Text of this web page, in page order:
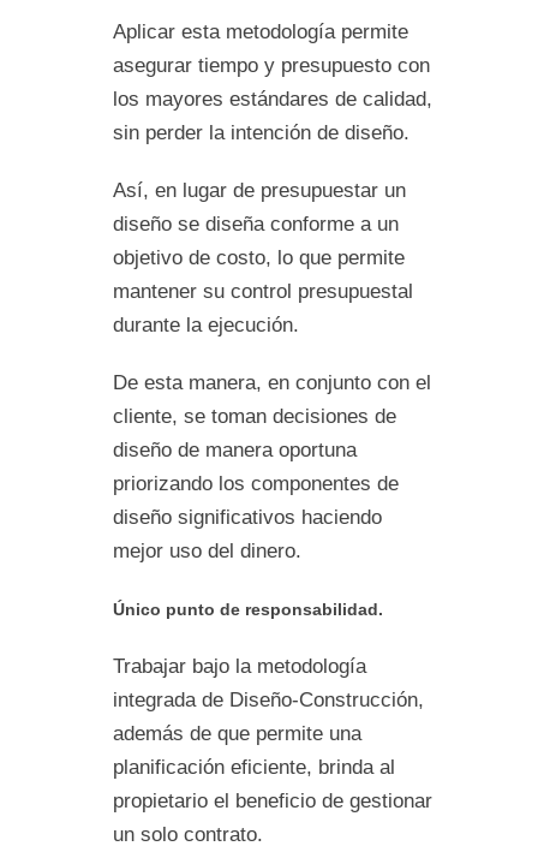
Aplicar esta metodología permite
asegurar tiempo y presupuesto con
los mayores estándares de calidad,
sin perder la intención de diseño.
Así, en lugar de presupuestar un
diseño se diseña conforme a un
objetivo de costo, lo que permite
mantener su control presupuestal
durante la ejecución.
De esta manera, en conjunto con el
cliente, se toman decisiones de
diseño de manera oportuna
priorizando los componentes de
diseño significativos haciendo
mejor uso del dinero.
Único punto de responsabilidad.
Trabajar bajo la metodología
integrada de Diseño-Construcción,
además de que permite una
planificación eficiente, brinda al
propietario el beneficio de gestionar
un solo contrato.